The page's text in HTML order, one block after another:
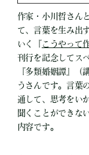
作家・小川哲さん
て、言葉を生み出
いく『
こうやって
刊行を記念してス
『多類婚姻譚』（
うさんです。言葉
通して、思考をい
聞くことができな
内容です。